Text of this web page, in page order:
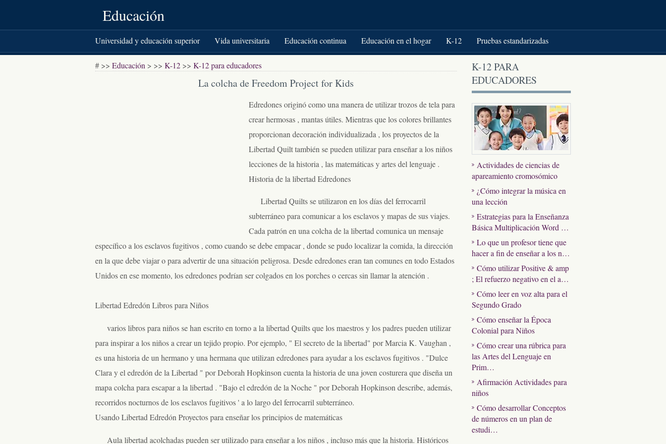
Educación
Universidad y educación superior Vida universitaria Educación continua Educación en el hogar K-12
Pruebas estandarizadas
Libros y literatura
# >> Educación > >> K-12 >> K-12 para educadores
La colcha de Freedom Project for Kids
Edredones originó como una manera de utilizar trozos de tela para
crear hermosas , mantas útiles. Mientras que los colores brillantes
proporcionan decoración individualizada , los proyectos de la
Libertad Quilt también se pueden utilizar para enseñar a los niños
lecciones de la historia , las matemáticas y artes del lenguaje .
Historia de la libertad Edredones
Libertad Quilts se utilizaron en los días del ferrocarril
subterráneo para comunicar a los esclavos y mapas de sus viajes.
Cada patrón en una colcha de la libertad comunica un mensaje
específico a los esclavos fugitivos , como cuando se debe empacar , donde se pudo localizar la comida, la dirección
en la que debe viajar o para advertir de una situación peligrosa. Desde edredones eran tan comunes en todo Estados
Unidos en ese momento, los edredones podrían ser colgados en los porches o cercas sin llamar la atención .
Libertad Edredón Libros para Niños
varios libros para niños se han escrito en torno a la libertad Quilts que los maestros y los padres pueden utilizar
para inspirar a los niños a crear un tejido propio. Por ejemplo, " El secreto de la libertad" por Marcia K. Vaughan ,
es una historia de un hermano y una hermana que utilizan edredones para ayudar a los esclavos fugitivos . "Dulce
Clara y el edredón de la Libertad " por Deborah Hopkinson cuenta la historia de una joven costurera que diseña un
mapa colcha para escapar a la libertad . "Bajo el edredón de la Noche " por Deborah Hopkinson describe, además,
recorridos nocturnos de los esclavos fugitivos ' a lo largo del ferrocarril subterráneo.
Usando Libertad Edredón Proyectos para enseñar los principios de matemáticas
Aula libertad acolchadas pueden ser utilizado para enseñar a los niños , incluso más que la historia. Históricos
K-12 PARA
EDUCADORES
Actividades de ciencias de
apareamiento cromosómico
¿Cómo integrar la música en
una lección
Estrategias para la Enseñanza
Básica Multiplicación Word …
Lo que un profesor tiene que
hacer a fin de enseñar a los n…
Cómo utilizar Positive & amp
; El refuerzo negativo en el a…
Cómo leer en voz alta para el
Segundo Grado
Cómo enseñar la Época
Colonial para Niños
Cómo crear una rúbrica para
las Artes del Lenguaje en
Prim…
Afirmación Actividades para
niños
Cómo desarrollar Conceptos
de números en un plan de
estudi…